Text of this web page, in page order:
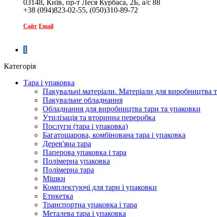
03148, Київ, пр-т Леся Курбаса, 2Б, а/с 88
+38 (094)823-02-55, (050)310-89-72
Сайт Email
1
Категорія
Тара і упаковка
Пакувальні матеріали. Матеріали для виробництва
Пакувальне обладнання
Обладнання для виробництва тари та упаковки
Утилізація та вторинна переробка
Послуги (тара і упаковка)
Багатошарова, комбінована тара і упаковка
Дерев'яна тара
Паперова упаковка і тара
Полімерна упаковка
Полімерна тара
Мішки
Комплектуючі для тари і упаковки
Етикетка
Транспортна упаковка і тара
Металева тара і упаковка